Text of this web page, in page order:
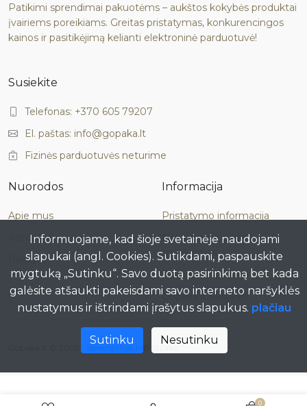
0
Patikimi sprendimai pakuotėms – aukštos kokybės produktai
įvairiems poreikiams. Greitas pristatymas, konkurencingos
kainos ir pasitikėjimą kelianti elektroninė parduotuvė!
Susiekite
Telefonas: +370 605 79207
El. paštas: info@gopaka.lt
Fizinės parduotuvės neturime
Nuorodos
Apie mus
Kontaktai
Paskyra
Informacija
Pristatymo informacija
Neteisminis ginčo
sprendimas
Privatumo politika
Gopaka.lt taisyklės
Informuojame, kad šioje svetainėje naudojami
slapukai (angl. Cookies). Sutikdami, paspauskite
mygtuką „Sutinku“. Savo duotą pasirinkimą bet kada
galėsite atšaukti pakeisdami savo interneto naršyklės
nustatymus ir ištrindami įrašytus slapukus. plačiau
Sutinku Nesutinku